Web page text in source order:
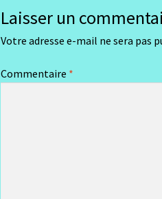
Laisser un
Votre adresse e-mail ne sera pas
Commentaire *